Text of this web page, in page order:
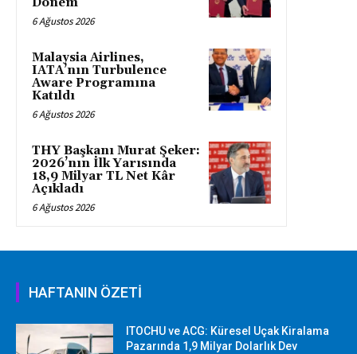
Dönem
6 Ağustos 2026
Malaysia Airlines,
IATA’nın Turbulence
Aware Programına
Katıldı
6 Ağustos 2026
THY Başkanı Murat Şeker:
2026’nın İlk Yarısında
18,9 Milyar TL Net Kâr
Açıkladı
6 Ağustos 2026
HAFTANIN ÖZETİ
ITOCHU ve ACG: Küresel Uçak Kiralama
Pazarında 1,9 Milyar Dolarlık Dev